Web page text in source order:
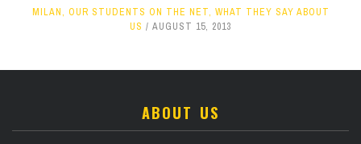
MILAN, OUR STUDENTS ON THE NET, WHAT THEY SAY ABOUT
US
AUGUST 15, 2013
ABOUT US